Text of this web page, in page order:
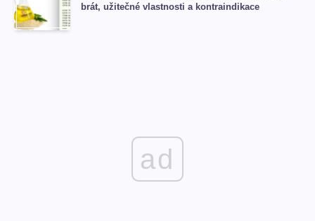
brát, užitečné vlastnosti a kontraindikace
ad